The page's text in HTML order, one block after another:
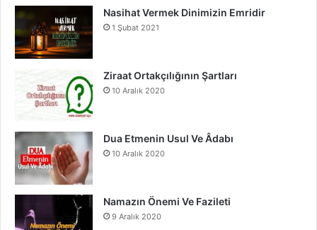
b
o
u
e
a
r
Nasihat Vermek Dinimizin Emridir
1 Şubat 2021
Ziraat Ortakçılığının Şartları
10 Aralık 2020
Dua Etmenin Usul Ve Âdabı
10 Aralık 2020
Namazın Önemi Ve Fazileti
9 Aralık 2020